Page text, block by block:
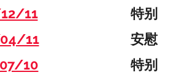
11 特别
11 安慰
10 特别